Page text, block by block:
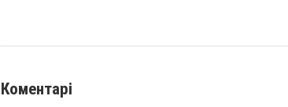
Коментарі